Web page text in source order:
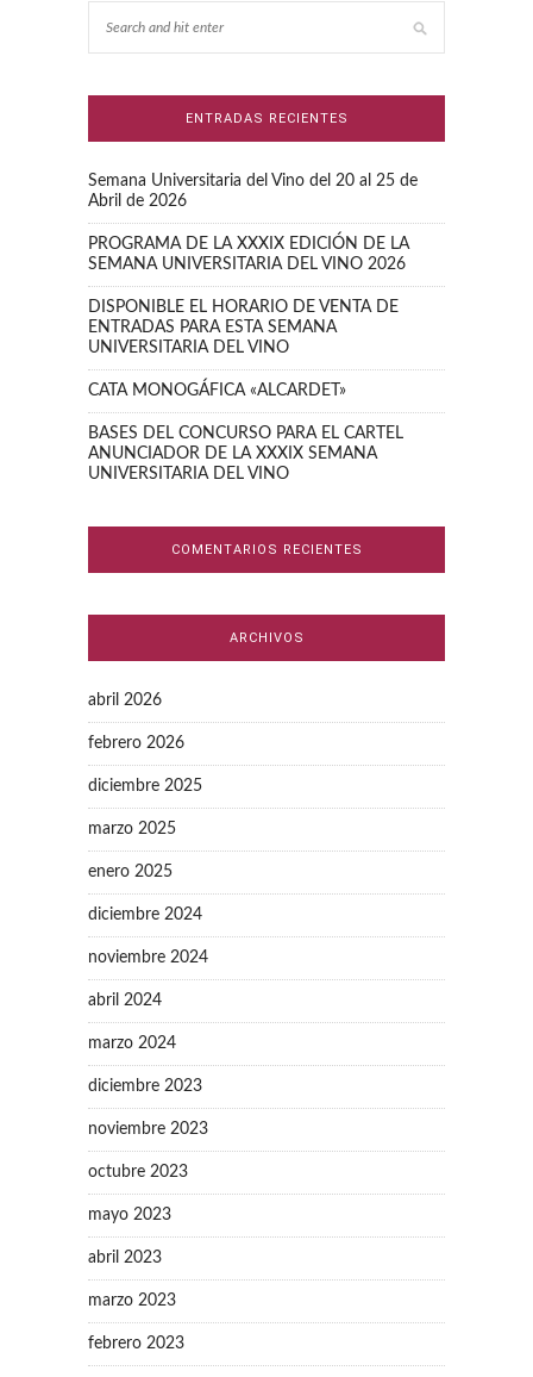
ENTRADAS RECIENTES
Semana Universitaria del Vino del 20 al 25 de
Abril de 2026
PROGRAMA DE LA XXXIX EDICIÓN DE LA
SEMANA UNIVERSITARIA DEL VINO 2026
DISPONIBLE EL HORARIO DE VENTA DE
ENTRADAS PARA ESTA SEMANA
UNIVERSITARIA DEL VINO
CATA MONOGÁFICA «ALCARDET»
BASES DEL CONCURSO PARA EL CARTEL
ANUNCIADOR DE LA XXXIX SEMANA
UNIVERSITARIA DEL VINO
COMENTARIOS RECIENTES
ARCHIVOS
abril 2026
febrero 2026
diciembre 2025
marzo 2025
enero 2025
diciembre 2024
noviembre 2024
abril 2024
marzo 2024
diciembre 2023
noviembre 2023
octubre 2023
mayo 2023
abril 2023
marzo 2023
febrero 2023